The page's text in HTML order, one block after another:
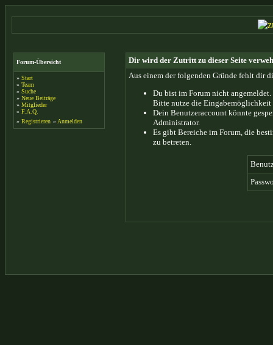
Forum-Übersicht
» Start
» Team
» Suche
» Neue Beiträge
» Mitglieder
» F.A.Q.
» Registrieren » Anmelden
Dir wird der Zutritt zu dieser Seite
Aus einem der folgenden Gründe fehlt dir
Du bist im Forum nicht
Bitte nutze die Eingabemöglichkeit
Dein Benutzeraccount könnte
Administrator.
Es gibt Bereiche im Forum, die
zu betreten.